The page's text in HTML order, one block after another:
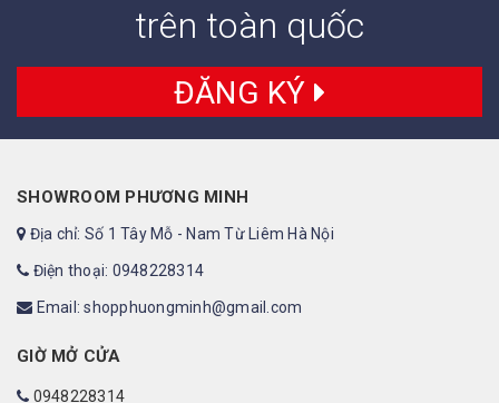
trên toàn quốc
ĐĂNG KÝ
SHOWROOM PHƯƠNG MINH
Địa chỉ: Số 1 Tây Mỗ - Nam Từ Liêm Hà Nội
Điện thoại: 0948228314
Email: shopphuongminh@gmail.com
GIỜ MỞ CỬA
0948228314